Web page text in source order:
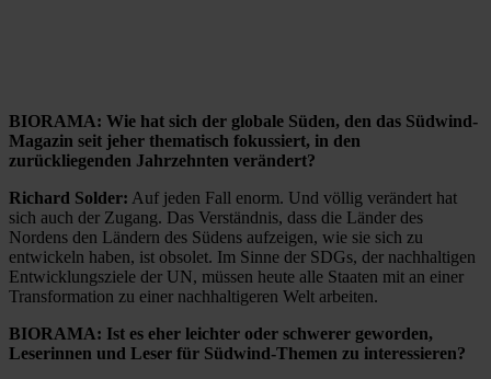
BIORAMA: Wie hat sich der globale Süden, den das Südwind-
Magazin seit jeher thematisch fokussiert, in den
zurückliegenden Jahrzehnten verändert?
Richard Solder: Auf jeden Fall enorm. Und völlig verändert hat
sich auch der Zugang. Das Verständnis, dass die Länder des
Nordens den Ländern des Südens aufzeigen, wie sie sich zu
entwickeln haben, ist obsolet. Im Sinne der SDGs, der nachhaltigen
Entwicklungsziele der UN, müssen heute alle Staaten mit an einer
Transformation zu einer nachhaltigeren Welt arbeiten.
BIORAMA: Ist es eher leichter oder schwerer geworden,
Leserinnen und Leser für Südwind-Themen zu interessieren?